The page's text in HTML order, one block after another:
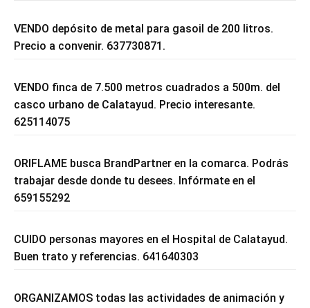
VENDO depósito de metal para gasoil de 200 litros.
Precio a convenir. 637730871.
VENDO finca de 7.500 metros cuadrados a 500m. del
casco urbano de Calatayud. Precio interesante.
625114075
ORIFLAME busca BrandPartner en la comarca. Podrás
trabajar desde donde tu desees. Infórmate en el
659155292
CUIDO personas mayores en el Hospital de Calatayud.
Buen trato y referencias. 641640303
ORGANIZAMOS todas las actividades de animación y